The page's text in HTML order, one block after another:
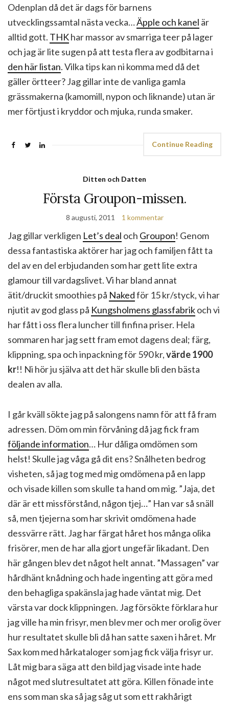
Odenplan då det är dags för barnens
utvecklingssamtal nästa vecka…Äpple och kanel är
alltid gott. THKhar massor av smarriga teer på lager
och jag är lite sugen på att testa flera av godbitarna i
den här listan. Vilka tips kan ni komma med då det
gäller örtteer? Jag gillar inte de vanliga gamla
grässmakerna (kamomill, nypon och liknande) utan är
mer förtjust i kryddor och mjuka, runda smaker.
Continue Reading
Ditten och Datten
Första Groupon-missen.
8 augusti, 2011 1 kommentar
Jag gillar verkligen Let’s deal och Groupon! Genom
dessa fantastiska aktörer har jag och familjen fått ta
del av en del erbjudanden som har gett lite extra
glamour till vardagslivet. Vi har bland annat
ätit/druckit smoothies på Nakedför 15 kr/styck, vi har
njutit av god glass på Kungsholmens glassfabrikoch vi
har fått i oss flera luncher till finfina priser. Hela
sommaren har jag sett fram emot dagens deal; färg,
klippning, spa och inpackning för 590 kr,värde 1900
kr!! Ni hör ju själva att det här skulle bli den bästa
dealen av alla.
I går kväll sökte jag på salongens namn för att få fram
adressen. Döm om min förvåning då jag fick fram
följande information… Hur dåliga omdömen som
helst! Skulle jag våga gå dit ens? Snålheten bedrog
visheten, så jag tog med mig omdömena på en lapp
och visade killen som skulle ta hand om mig. ”Jaja, det
där är ett missförstånd, någon tjej…” Han var så snäll
så, men tjejerna som har skrivit omdömena hade
dessvärre rätt. Jag har färgat håret hos många olika
frisörer, men de har alla gjort ungefär likadant. Den
här gången blev det något helt annat. ”Massagen” var
hårdhänt knådning och hade ingenting att göra med
den behagliga spakänsla jag hade väntat mig. Det
värsta var dock klippningen. Jag försökte förklara hur
jag ville ha min frisyr, men blev mer och mer orolig över
hur resultatet skulle bli då han satte saxen i håret. Mr
Sax kom med hårkataloger som jag fick välja frisyr ur.
Låt mig bara säga att den bild jag visade inte hade
något med slutresultatet att göra. Killen fönade inte
ens som man ska så jag såg ut som ett rakhårigt